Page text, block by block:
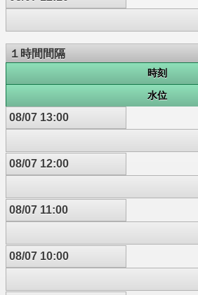
１時間間隔
時刻
水位
08/07 13:00
08/07 12:00
08/07 11:00
08/07 10:00